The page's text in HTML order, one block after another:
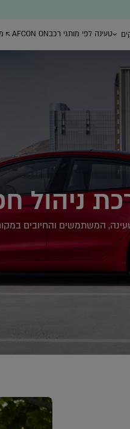
טעינה ברשת
הציבורית
רכישת עמדות
טעינה
טעינה לפי מותגי רכבAFCON ON
ניהול
המשתמשים והחיובים